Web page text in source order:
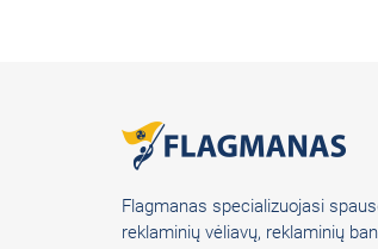
Flagmanas specializuojasi
reklaminių vėliavų, reklaminių